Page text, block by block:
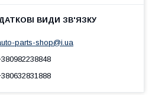
parts-shop@i.ua